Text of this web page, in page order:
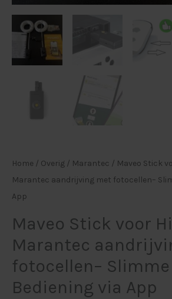
Home / Overig / Marantec / Maveo Stick
Marantec aandrijving met fotocellen–
App
Maveo Stick voor
Marantec
fotocellen– Slimme
Bediening via App
Bediening
via
App